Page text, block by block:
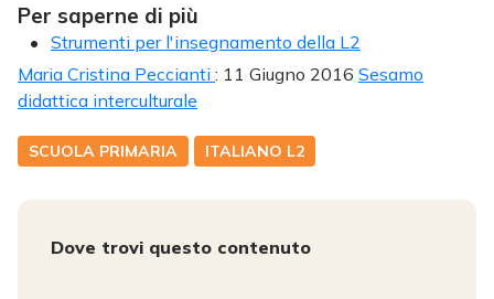
Per saperne di più
Strumenti per l'insegnamento della L2
Maria Cristina Peccianti : 11 Giugno 2016 Sesamo
didattica interculturale
SCUOLA PRIMARIA ITALIANO L2
Dove trovi questo contenuto